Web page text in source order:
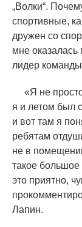
„Волки“.
спортивные,
дружен со
мне
лидер команды
«Я не
я и летом был
и вот там я
ребятам
не в
такое большое
это приятно,
Лапин.